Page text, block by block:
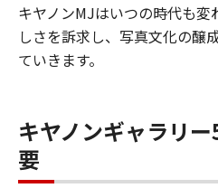
キヤノンMJはいつの時代も
しさを訴求し、写真文化の醸
ていきます。
キヤノンギャラリ
要